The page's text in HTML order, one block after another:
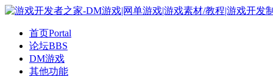
首页Portal
论坛BBS
DM游戏
其他功能